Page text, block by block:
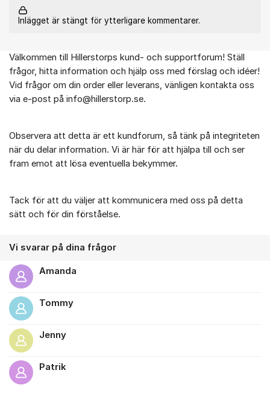
Inlägget är stängt för ytterligare kommentarer.
Om forumet
Välkommen till Hillerstorps kund- och supportforum! Ställ
frågor, hitta information och hjälp oss med förslag och idéer!
Vid frågor om din order eller leverans, vänligen kontakta oss
via e-post på info@hillerstorp.se.
Observera att detta är ett kundforum, så tänk på integriteten
när du delar information. Vi är här för att hjälpa till och ser
fram emot att lösa eventuella bekymmer.
Tack för att du väljer att kommunicera med oss på detta
sätt och för din förståelse.
Vi svarar på dina frågor
Amanda
Tommy
Jenny
Patrik